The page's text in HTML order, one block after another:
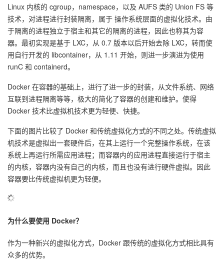
子
直
播
的
活
动
我
的
关
注
的
课
程
我
的
认
证
我
的
实
验
我
的
收
藏
术
持
云
建
议
Linux 内核的 cgroup，namespace，以及 AUFS 类的 Union FS 等
技术，对进程进行封装隔离，属于 操作系统层面的虚拟化技术。由
于隔离的进程独立于宿主和其它的隔离的进程，因此也称其为容
器。最初实现是基于 LXC，从 0.7 版本以后开始去除 LXC，转而使
用自行开发的 libcontainer，从 1.11 开始，则进一步演进为使用
runC 和 containerd。
Docker 在容器的基础上，进行了进一步的封装，从文件系统、网络
互联到进程隔离等等，极大的简化了容器的创建和维护。使得
Docker 技术比虚拟机技术更为轻便、快捷。
下面的图片比较了 Docker 和传统虚拟化方式的不同之处。传统虚拟
机技术是虚拟出一套硬件后，在其上运行一个完整操作系统，在该
系统上再运行所需应用进程；而容器内的应用进程直接运行于宿主
的内核，容器内没有自己的内核，而且也没有进行硬件虚拟。因此
容器要比传统虚拟机更为轻便。
为什么要使用 Docker？
作为一种新兴的虚拟化方式，Docker 跟传统的虚拟化方式相比具有
众多的优势。